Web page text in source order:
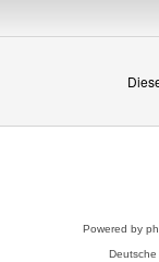
Powered by